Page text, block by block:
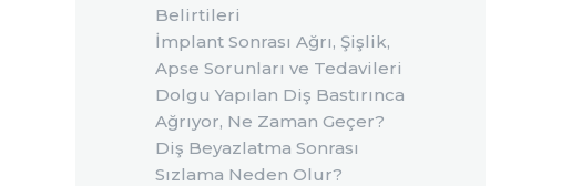
Belirtileri
İmplant Sonrası Ağrı, Şişlik,
Apse Sorunları ve Tedavileri
Dolgu Yapılan Diş Bastırınca
Ağrıyor, Ne Zaman Geçer?
Diş Beyazlatma Sonrası
Sızlama Neden Olur?